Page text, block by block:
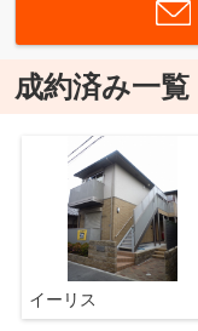
成約済み一覧
イーリス